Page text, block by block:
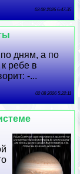
03 08 2026 6:47:35
дням, а по
ребе в
-...
02 08 2026 5:22:11